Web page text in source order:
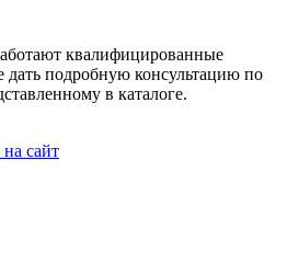
квалифицированные
подробную консультацию по
в каталоге.
на сайт